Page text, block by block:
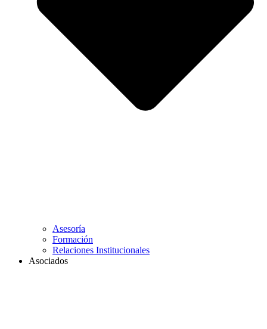
Asesoría
Formación
Relaciones Institucionales
Asociados